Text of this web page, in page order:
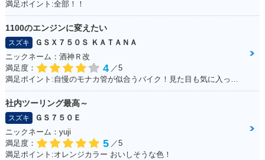
満足ポイント:全部！！
1100のエンジンに変えたい
スズキ
ＧＳＸ７５０Ｓ ＫＡＴＡＮＡ
ニックネーム：酒神Ｒ改
満足度：
4 ／5
満足ポイント:自慢のモナカ管が似合うバイク！見た目も気に入っています！
社内ツーリング最高～
スズキ
ＧＳ７５０Ｅ
ニックネーム：yuji
満足度：
5 ／5
満足ポイント:オレンジカラー おいしそうな色！